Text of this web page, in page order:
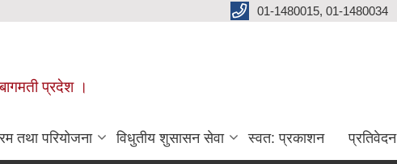
01-1480015, 01-1480034
प्रदेश ।
तथा परियोजना विधुतीय शुसासन सेवा स्वत: प्रकाशन प्रतिवेदन